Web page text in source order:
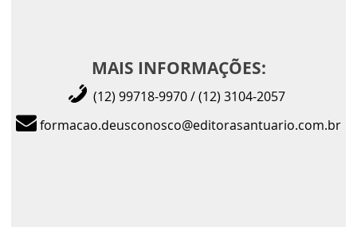
MAIS INFORMAÇÕES:
(12) 99718-9970 / (12) 3104-2057
formacao.deusconosco@editorasantuario.com.br